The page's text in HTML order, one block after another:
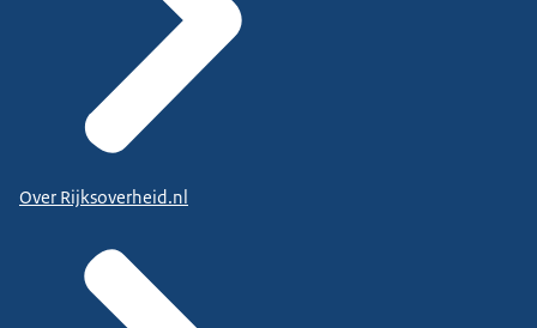
Over Rijksoverheid.nl